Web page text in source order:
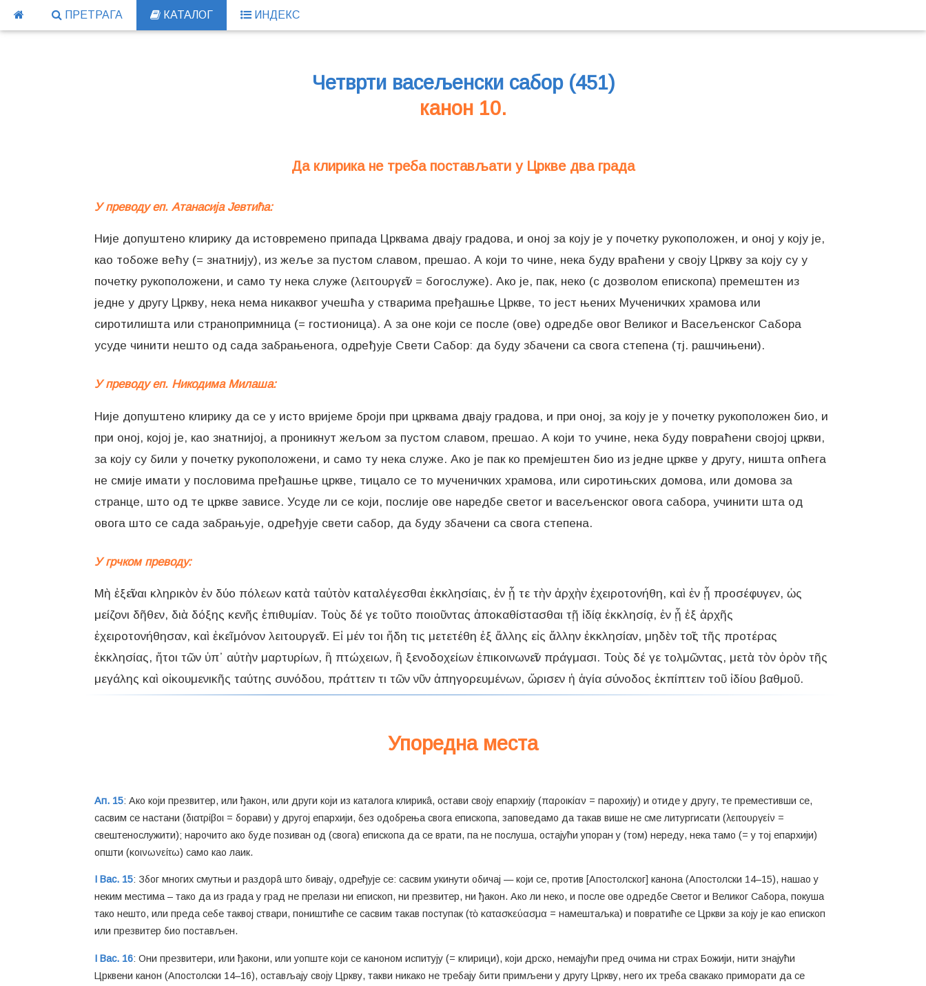
ПРЕТРАГА КАТАЛОГ ИНДЕКС
Четврти васељенски сабор (451)
канон 10.
Да клирика не треба постављати у Цркве два града
У преводу еп. Атанасија Јевтића:
Није допуштено клирику да истовремено припада Црквама двају градова, и оној за коју је у почетку рукоположен, и оној у коју је,
као тобоже већу (= знатнију), из жеље за пустом славом, прешао. А који то чине, нека буду враћени у своју Цркву за коју су у
почетку рукоположени, и само ту нека служе (λειτουργεῖν = богослуже). Ако је, пак, неко (с дозволом епископа) премештен из
једне у другу Цркву, нека нема никаквог учешћа у стварима пређашње Цркве, то јест њених Мученичких храмова или
сиротилишта или странопримница (= гостионица). А за оне који се после (ове) одредбе овог Великог и Васељенског Сабора
усуде чинити нешто од сада забрањенога, одређује Свети Сабор: да буду збачени са свога степена (тј. рашчињени).
У преводу еп. Никодима Милаша:
Није допуштено клирику да се у исто вријеме броји при црквама двају градова, и при оној, за коју је у почетку рукоположен био, и
при оној, којој је, као знатнијој, а проникнут жељом за пустом славом, прешао. А који то учине, нека буду повраћени својој цркви,
за коју су били у почетку рукоположени, и само ту нека служе. Ако је пак ко премјештен био из једне цркве у другу, ништа опћега
не смије имати у пословима пређашње цркве, тицало се то мученичких храмова, или сиротињских домова, или домова за
странце, што од те цркве зависе. Усуде ли се који, послије ове наредбе светог и васељенског овога сабора, учинити шта од
овога што се сада забрањује, одређује свети сабор, да буду збачени са свога степена.
У грчком преводу:
Μὴ ἐξεῖναι κληρικὸν ἐν δύο πόλεων κατὰ ταὐτὸν καταλέγεσθαι ἐκκλησίαις, ἐν ᾗ τε τὴν ἀρχὴν ἐχειροτονήθη, καὶ ἐν ᾗ προσέφυγεν, ὡς
μείζονι δῆθεν, διὰ δόξης κενῆς ἐπιθυμίαν. Τοὺς δέ γε τοῦτο ποιοῦντας ἀποκαθίστασθαι τῇ ἰδίᾳ ἐκκλησίᾳ, ἐν ᾗ ἐξ ἀρχῆς
ἐχειροτονήθησαν, καὶ ἐκεῖ μόνον λειτουργεῖν. Εἰ μέν τοι ἤδη τις μετετέθη ἐξ ἄλλης εἰς ἄλλην ἐκκλησίαν, μηδὲν τοῖς τῆς προτέρας
ἐκκλησίας, ἤτοι τῶν ὑπ᾿ αὐτὴν μαρτυρίων, ἢ πτώχειων, ἢ ξενοδοχείων ἐπικοινωνεῖν πράγμασι. Τοὺς δέ γε τολμῶντας, μετὰ τὸν ὀρὸν τῆς
μεγάλης καὶ οἰκουμενικῆς ταύτης συνόδου, πράττειν τι τῶν νῦν ἀπηγορευμένων, ὥρισεν ἡ ἁγία σύνοδος ἐκπίπτειν τοῦ ἰδίου βαθμοῦ.
Упоредна места
Ап. 15: Ако који презвитер, или ђакон, или други који из каталога клирикâ, остави своју епархију (παροικίαν = парохију) и отиде у другу, те преместивши се,
сасвим се настани (διατρίβοι = борави) у другој епархији, без одобрења свога епископа, заповедамо да такав више не сме литургисати (λειτουργείν =
свештенослужити); нарочито ако буде позиван од (свога) епископа да се врати, па не послуша, остајући упоран у (том) нереду, нека тамо (= у тој епархији)
општи (κοινωνείτω) само као лаик.
I Вас. 15: Због многих смутњи и раздорâ што бивају, одређује се: сасвим укинути обичај — који се, против [Апостолског] канона (Апостолски 14–15), нашао у
неким местима – тако да из града у град не прелази ни епископ, ни презвитер, ни ђакон. Ако ли неко, и после ове одредбе Светог и Великог Сабора, покуша
тако нешто, или преда себе таквој ствари, поништиће се сасвим такав поступак (τὸ κατασκεύασμα = намештаљка) и повратиће се Цркви за коју је као епископ
или презвитер био постављен.
I Вас. 16: Они презвитери, или ђакони, или уопште који се каноном испитују (= клирици), који дрско, немајући пред очима ни страх Божији, нити знајући
Црквени канон (Апостолски 14–16), остављају своју Цркву, такви никако не требају бити примљени у другу Цркву, него их треба свакако приморати да се